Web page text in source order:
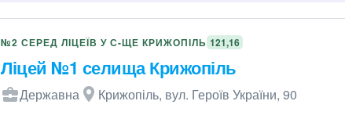
№2 СЕРЕД ЛІЦЕЇВ У С-ЩЕ КРИЖОПІЛЬ 121,16
Ліцей №1 селища Крижопіль
Державна Крижопіль, вул. Героїв України, 90